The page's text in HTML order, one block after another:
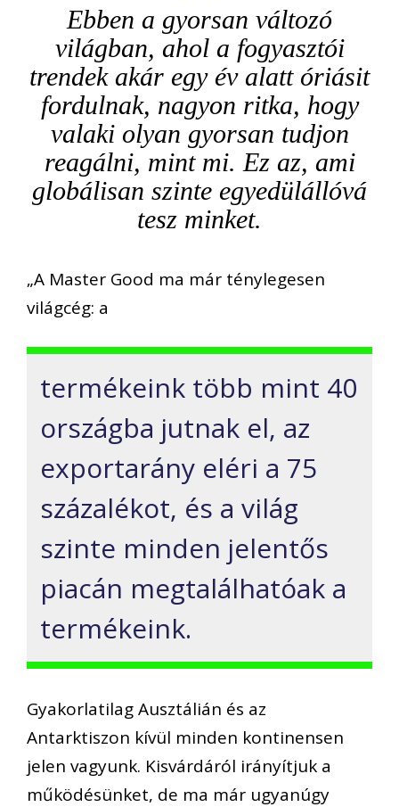
Ebben a gyorsan változó
világban, ahol a fogyasztói
trendek akár egy év alatt óriásit
fordulnak, nagyon ritka, hogy
valaki olyan gyorsan tudjon
reagálni, mint mi. Ez az, ami
globálisan szinte egyedülállóvá
tesz minket.
„A Master Good ma már ténylegesen
világcég: a
termékeink több mint 40
országba jutnak el, az
exportarány eléri a 75
százalékot, és a világ
szinte minden jelentős
piacán megtalálhatóak a
termékeink.
Gyakorlatilag Ausztálián és az
Antarktiszon kívül minden kontinensen
jelen vagyunk. Kisvárdáról irányítjuk a
működésünket, de ma már ugyanúgy